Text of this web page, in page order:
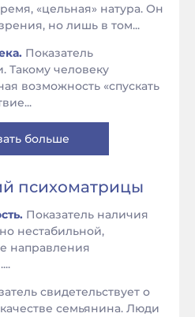
«цельная» натура. Он
но лишь в том...
Показатель
Такому человеку
возможность «спускать
больше
психоматрицы
Показатель наличия
нестабильной,
направления
свидетельствует о
семьянина. Люди